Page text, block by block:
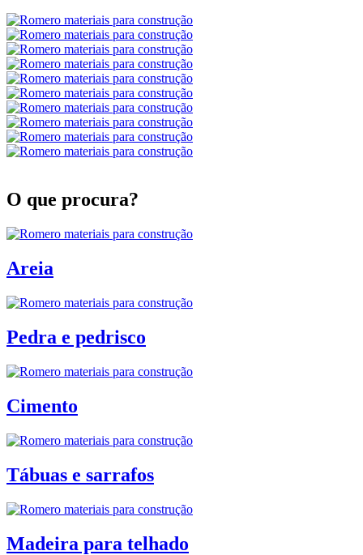
O que procura?
Areia
Pedra e pedrisco
Cimento
Tábuas e sarrafos
Madeira para telhado